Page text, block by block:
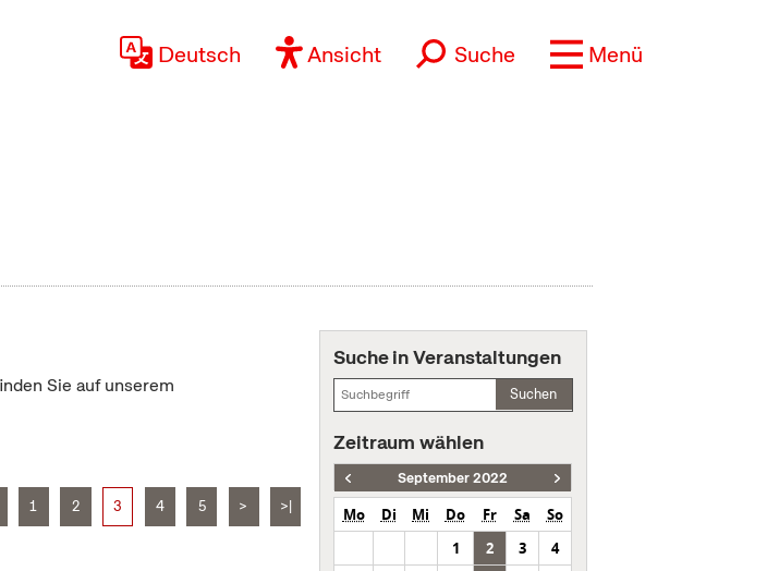
Deutsch Ansicht Suche Menü
Sie auf unserem
1 2 3 4 5 > >|
Suche in Veranstaltungen
Suchen
Zeitraum wählen
September 2022
Mo Di Mi Do Fr Sa
So
1
2 3
4